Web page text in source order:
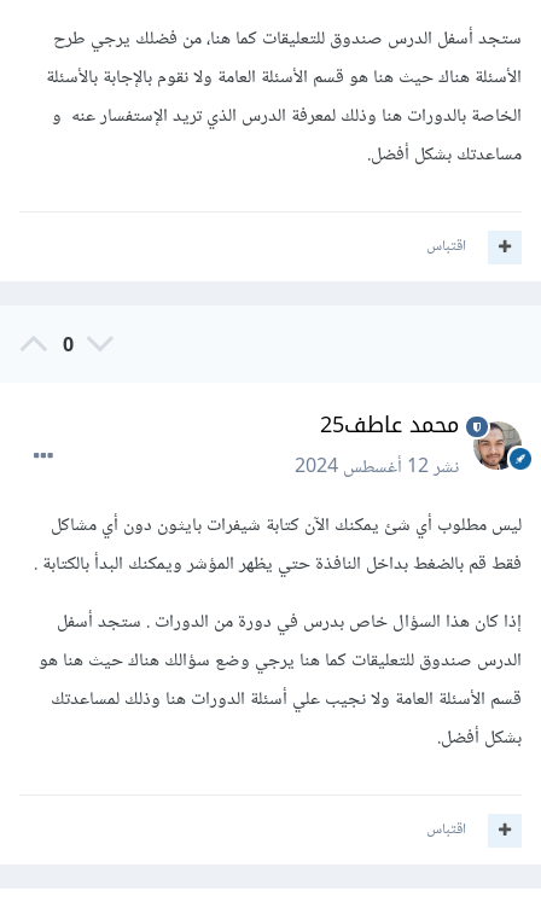
ستجد أسفل الدرس صندوق للتعليقات كما هنا، من فضلك يرجي طرح
الأسئلة هناك حيث هنا هو قسم الأسئلة العامة ولا نقوم بالإجابة بالأسئلة
الخاصة بالدورات هنا وذلك لمعرفة الدرس الذي تريد الإستفسار عنه و
مساعدتك بشكل أفضل.
اقتباس
0
محمد عاطف25
نشر12 أغسطس 2024
ليس مطلوب أي شئ يمكنك الآن كتابة شيفرات بايثون دون أي مشاكل
فقط قم بالضغط بداخل النافذة حتي يظهر المؤشر ويمكنك البدأ بالكتابة .
إذا كان هذا السؤال خاص بدرس في دورة من الدورات . ستجد أسفل
الدرس صندوق للتعليقات كما هنا يرجي وضع سؤالك هناك حيث هنا هو
قسم الأسئلة العامة ولا نجيب علي أسئلة الدورات هنا وذلك لمساعدتك
بشكل أفضل.
اقتباس